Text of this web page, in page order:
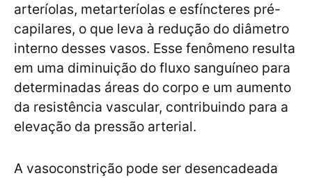
arteríolas, metarteríolas e esfíncteres pré-
capilares, o que leva à redução do diâmetro
interno desses vasos. Esse fenômeno resulta
em uma diminuição do fluxo sanguíneo para
determinadas áreas do corpo e um aumento
da resistência vascular, contribuindo para a
elevação da pressão arterial.
A vasoconstrição pode ser desencadeada